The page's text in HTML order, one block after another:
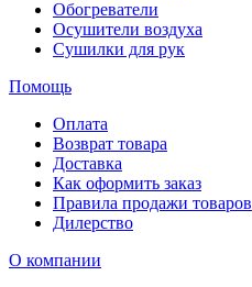
Обогреватели
Осушители воздуха
Сушилки для рук
Помощь
Оплата
Возврат товара
Доставка
Как оформить заказ
Правила продажи товаров
Дилерство
О компании